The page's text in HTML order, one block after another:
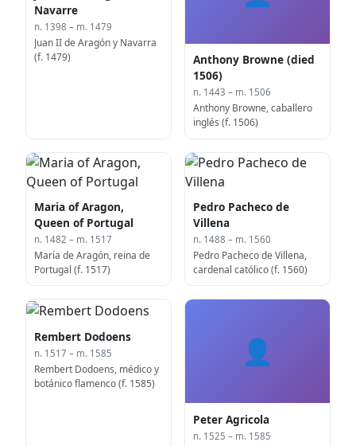
Navarre
n. 1398 – m. 1479
Juan II de Aragón y Navarra
(f. 1479)
Anthony Browne (died
1506)
n. 1443 – m. 1506
Anthony Browne, caballero
inglés (f. 1506)
Maria of Aragon,
Queen of Portugal
n. 1482 – m. 1517
María de Aragón, reina de
Portugal (f. 1517)
Pedro Pacheco de
Villena
n. 1488 – m. 1560
Pedro Pacheco de Villena,
cardenal católico (f. 1560)
Rembert Dodoens
n. 1517 – m. 1585
Rembert Dodoens, médico y
botánico flamenco (f. 1585)
👤
Peter Agricola
n. 1525 – m. 1585